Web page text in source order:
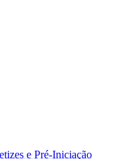
e Pré-Iniciação